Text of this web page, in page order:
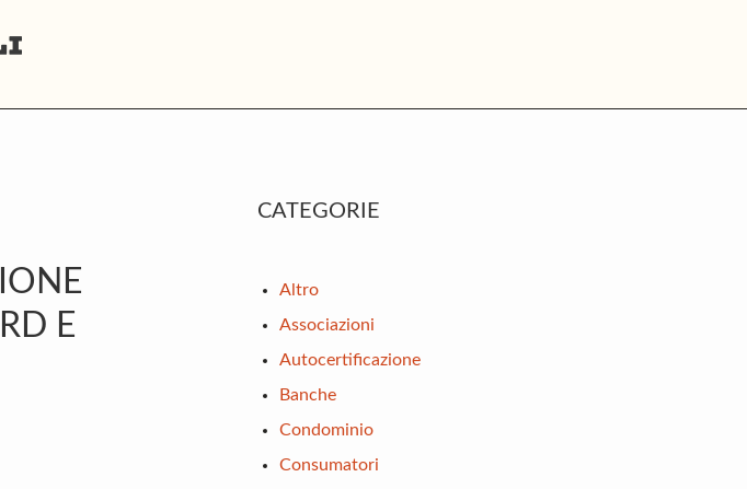
E
Primary
CATEGORIE
Altro
Associazioni
Autocertificazione
Banche
Condominio
Consumatori